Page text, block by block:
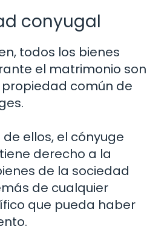
conyugal
todos los bienes
el matrimonio son
común de
ellos, el cónyuge
derecho a la
de la sociedad
de cualquier
que pueda haber